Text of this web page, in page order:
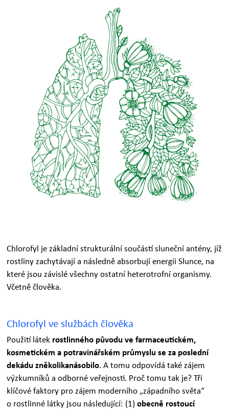
Chlorofyl je základní strukturální součástí sluneční antény, jíž
rostliny zachytávají a následně absorbují energii Slunce, na
které jsou závislé všechny ostatní heterotrofní organismy.
Včetně člověka.
Chlorofyl ve službách člověka
Použití látek rostlinného původu ve farmaceutickém,
kosmetickém a potravinářském průmyslu se za poslední
dekádu zněkolikanásobilo. A tomu odpovídá také zájem
výzkumníků a odborné veřejnosti. Proč tomu tak je? Tři
klíčové faktory pro zájem moderního „západního světa“
o rostlinné látky jsou následující: (1) obecně rostoucí